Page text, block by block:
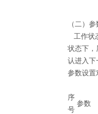
（二）
工作状
状态下，
认进入下
参数设置
序
号
参数